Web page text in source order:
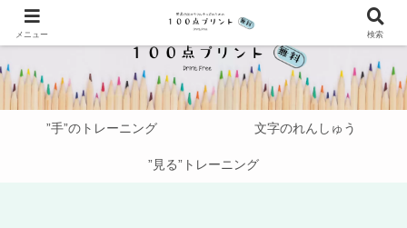
”手”のトレーニング 文字のれんしゅう
”見る”トレーニング
メニュー 検索